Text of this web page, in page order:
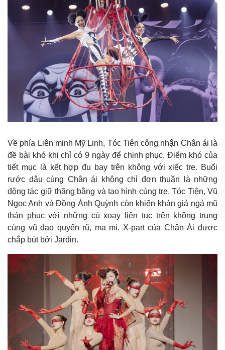
Kinh tế
Bất động sản
Khởi nghiệp
Thị trường
Giá vàng
Tiêu dùng
Chứng khoán
Giá cà phê
Về phía Liên minh Mỹ Linh, Tóc Tiên công nhận Chân ái là
đề bài khó khi chỉ có 9 ngày để chinh phục. Điểm khó của
tiết mục là kết hợp đu bay trên không với xiếc tre. Buổi
rước dâu cùng Chân ái không chỉ đơn thuần là những
động tác giữ thăng bằng và tạo hình cùng tre. Tóc Tiên, Vũ
Ngọc Anh và Đồng Ánh Quỳnh còn khiến khán giả ngả mũ
thán phục với những cú xoay liên tục trên không trung
cùng vũ đạo quyến rũ, ma mị. X-part của Chân Ái được
chắp bút bởi Jardin.